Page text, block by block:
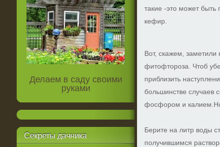
такие -это может быть
кефир.
Вот, скажем, заметили
фитофтороза. Чтоб
приблизить
большинстве случаев
фосфором и
Берите на литр воды
получившимся
Делаем в саду своими
руками
Секреты дачника